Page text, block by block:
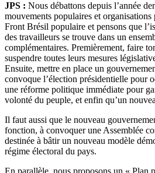
JPS : Nous débattons depuis l’année
mouvements populaires et
Front Brésil populaire et pensons que
des travailleurs se trouve dans un
complémentaires. Premièrement, faire
suspendre toutes leurs mesures
Ensuite, mettre en place un
convoque l’élection présidentielle pour
une réforme politique immédiate pour
volonté du peuple, et enfin qu’un
Il faut aussi que le nouveau
fonction, à convoquer une Assemblée
destinée à bâtir un nouveau modèle
régime électoral du pays.
En parallèle, nous proposons un « Plan